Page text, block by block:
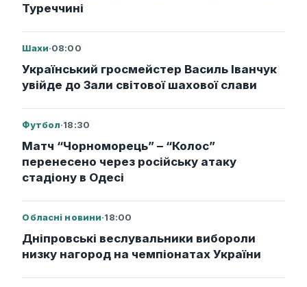
Туреччині
Шахи·08:00
Український гросмейстер Василь Іванчук
увійде до Зали світової шахової слави
Футбол·18:30
Матч “Чорноморець” – “Колос”
перенесено через російську атаку
стадіону в Одесі
Обласні новини·18:00
Дніпровські веслувальники вибороли
низку нагород на чемпіонатах України